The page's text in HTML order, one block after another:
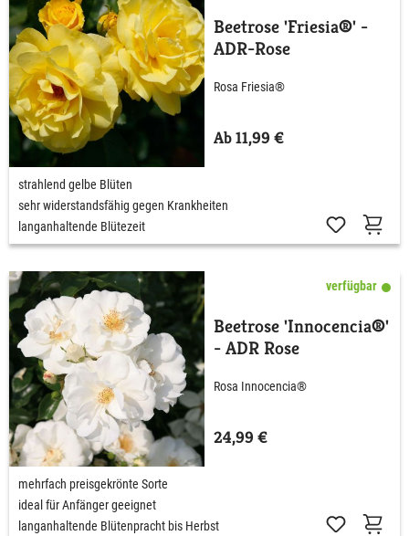
Beetrose 'Friesia®' -
ADR-Rose
Rosa Friesia®
Ab 11,99 €
strahlend gelbe Blüten
sehr widerstandsfähig gegen Krankheiten
langanhaltende Blütezeit
verfügbar
Beetrose 'Innocencia®'
- ADR Rose
Rosa Innocencia®
24,99 €
mehrfach preisgekrönte Sorte
ideal für Anfänger geeignet
langanhaltende Blütenpracht bis Herbst